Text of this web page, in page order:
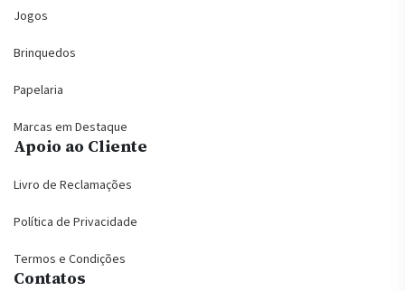
Jogos
Brinquedos
Papelaria
Marcas em Destaque
Apoio ao Cliente
Livro de Reclamações
Política de Privacidade
Termos e Condições
Contatos